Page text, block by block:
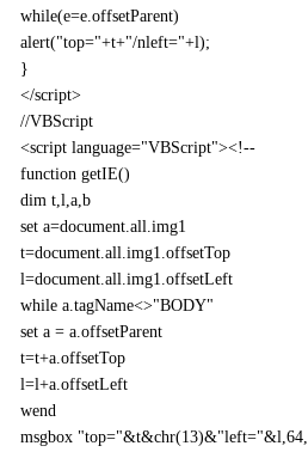
while(e=e.offsetParent)
alert("top="+t+"/nleft="+l);
}
</script>
//VBScript
<script language="VBScript"><!--
function getIE()
dim t,l,a,b
set a=document.all.img1
t=document.all.img1.offsetTop
l=document.all.img1.offsetLeft
while a.tagName<>"BODY"
set a = a.offsetParent
t=t+a.offsetTop
l=l+a.offsetLeft
wend
msgbox